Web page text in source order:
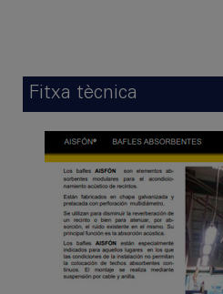
Fitxa tècnica